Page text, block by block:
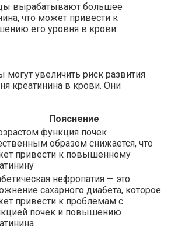
вырабатывают большее
что может привести к
его уровня в крови.
увеличить риск развития
креатинина в крови. Они
Пояснение
функция почек
образом снижается, что
привести к повышенному
нефропатия — это
сахарного диабета, которое
привести к проблемам с
почек и повышению